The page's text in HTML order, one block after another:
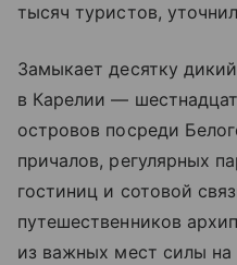
тысяч туристов,
Замыкает десятку
в Карелии —
островов посреди
причалов, регулярных
гостиниц и сотовой
путешественников
из важных мест силы